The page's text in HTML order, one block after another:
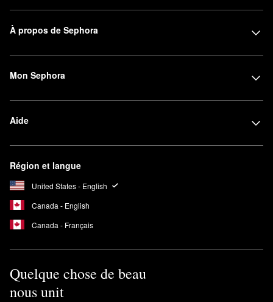
À propos de Sephora
Mon Sephora
Aide
Région et langue
United States - English
Canada - English
Canada - Français
Quelque chose de beau
nous unit